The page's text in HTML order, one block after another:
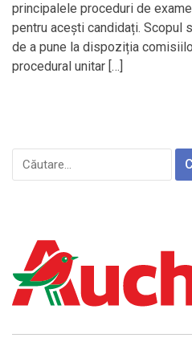
principalele proceduri de
pentru acești candidați. Scopul
de a pune la dispoziția
procedural unitar […]
Caută
după: